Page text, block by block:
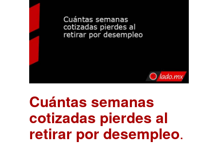
Cuántas semanas
cotizadas pierdes al
retirar por desempleo.